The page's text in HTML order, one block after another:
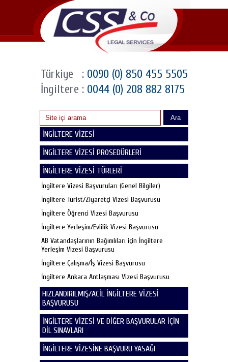
Türkiye : 0090 (0) 850 455 5505
İngiltere : 0044 (0) 208 882 8175
Ara
İNGİLTERE VİZESİ
İNGİLTERE VİZESİ PROSEDÜRLERİ
İNGİLTERE VİZESİ TÜRLERİ
İngiltere Vizesi Başvuruları (Genel Bilgiler)
İngiltere Turist/Ziyaretçi Vizesi Başvurusu
İngiltere Öğrenci Vizesi Başvurusu
İngiltere Yerleşim/Evlilik Vizesi Başvurusu
AB Vatandaşlarının Bağımlıları için İngiltere
Yerleşim Vizesi Başvurusu
İngiltere Çalışma/İş Vizesi Başvurusu
İngiltere Ankara Antlaşması Vizesi Başvurusu
HIZLANDIRILMIŞ/ACİL İNGİLTERE VİZESİ
BAŞVURUSU
İNGİLTERE VİZESİ VE DİĞER BAŞVURULAR İÇİN
DİL SINAVLARI
İNGİLTERE VİZESİNE BAŞVURU YASAĞI